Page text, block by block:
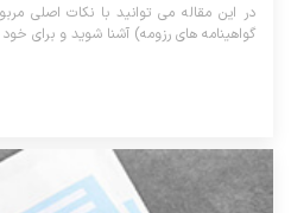
در این مقاله می توانید با نکات اصلی
گواهینامه های رزومه) آشنا شوید و برای